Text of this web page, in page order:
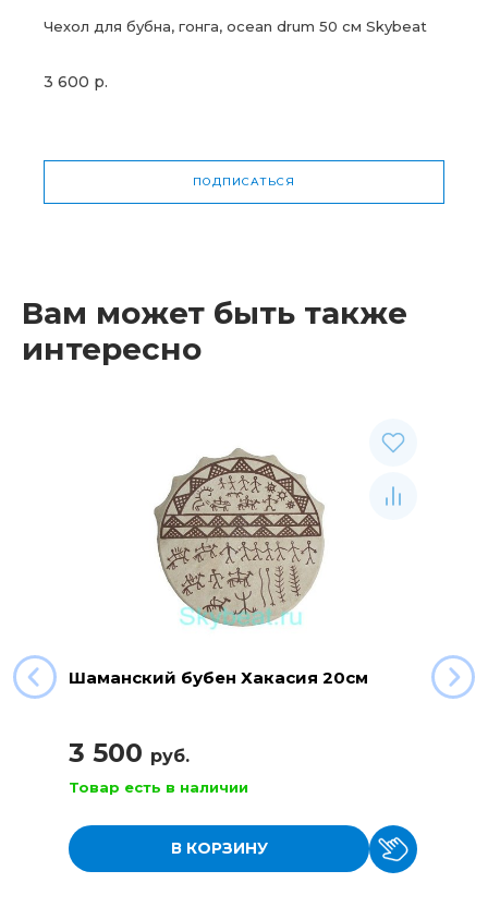
Чехол для бубна, гонга, ocean drum 50 см Skybeat
3 600 р.
ПОДПИСАТЬСЯ
Вам может быть также
интересно
Шаманский бубен Хакасия 20см
3 500 руб.
Товар есть в наличии
В КОРЗИНУ